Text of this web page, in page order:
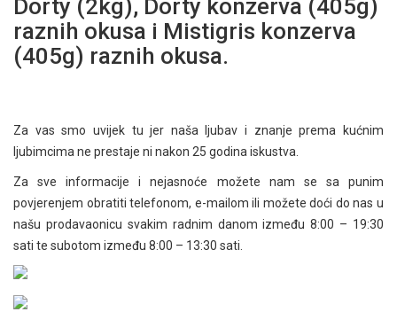
Dorty (2kg), Dorty konzerva (405g)
raznih okusa i Mistigris konzerva
(405g) raznih okusa.
Za vas smo uvijek tu jer naša ljubav i znanje prema kućnim
ljubimcima ne prestaje ni nakon 25 godina iskustva.
Za sve informacije i nejasnoće možete nam se sa punim
povjerenjem obratiti telefonom, e-mailom ili možete doći do nas u
našu prodavaonicu svakim radnim danom između 8:00 – 19:30
sati te subotom između 8:00 – 13:30 sati.